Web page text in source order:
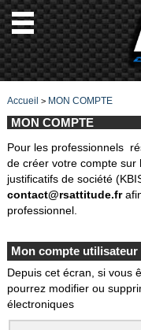
Accueil > MON COMPTE
MON COMPTE
Pour les professionnels
de créer votre compte sur
justificatifs de société
contact@rsattitude.fr
professionnel.
Mon compte utilisateur
Depuis cet écran, si vous
pourrez modifier ou
électroniques